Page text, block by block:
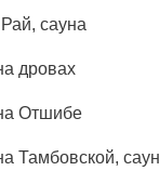
сауна
дровах
Отшибе
Тамбовской,